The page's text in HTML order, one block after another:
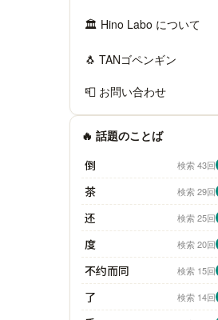
🏛 Hino Labo について
🐧 TANゴペンギン
📮 お問い合わせ
🔥 話題のことば
倒
検索 43回
茶 検索 29回
还 検索 25回
度 検索 20回
不约而同 検索 15回
了 検索 14回